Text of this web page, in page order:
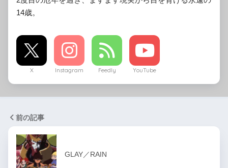
14歳。
X Instagram Feedly YouTube
前の記事
GLAY／RAIN